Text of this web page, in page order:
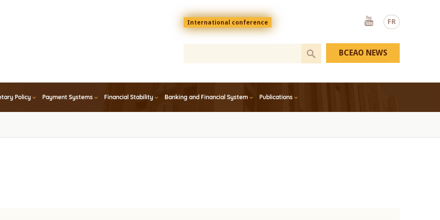
FR
Menu
top
En
International conference
Youtube
Policy Payment Systems Financial Stability Banking and Financial System Publications
BCEAO NEWS